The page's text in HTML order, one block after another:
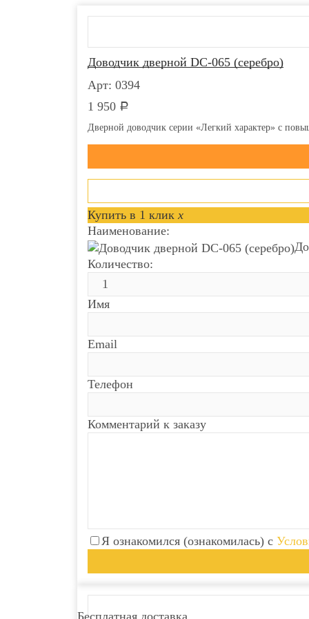
Встроенный считыватель: Нет
Доводчик дверной DC-065 (серебро)
Арт: 0394
1 950 Р
Дверной доводчик серии «Легкий характер» с
Купить в 1 клик x
Наименование:
Количество:
Имя
Email
Телефон
Комментарий к заказу
Я ознакомился (ознакомилась) с
Бесплатная доставка